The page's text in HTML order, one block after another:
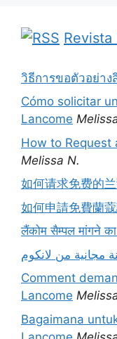
Revista
วิธีการขอตัวอย่า
Cómo solicitar
Lancome
How to Request
Melissa N.
如何请求免费的
如何申請免費蘭
लैंकोम सैम्पल मांगने का
مجانية من لانكوم
Comment
Lancome
Bagaimana